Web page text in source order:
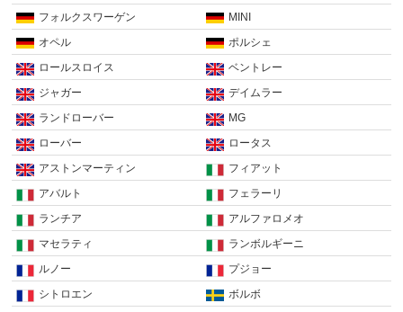
フォルクスワーゲン
MINI
オペル
ポルシェ
ロールスロイス
ベントレー
ジャガー
デイムラー
ランドローバー
MG
ローバー
ロータス
アストンマーティン
フィアット
アバルト
フェラーリ
ランチア
アルファロメオ
マセラティ
ランボルギーニ
ルノー
プジョー
シトロエン
ボルボ